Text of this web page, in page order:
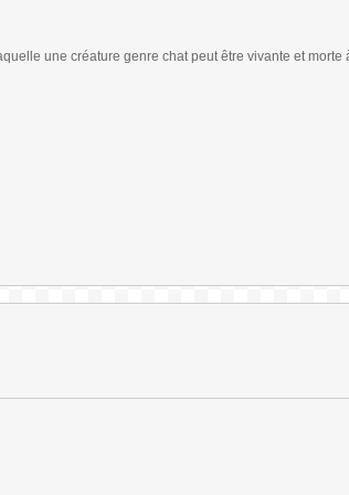
une créature genre chat peut être vivante et morte